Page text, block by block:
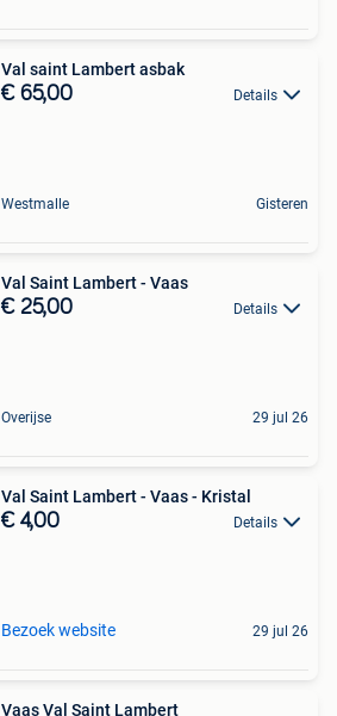
Val saint Lambert asbak
€ 65,00 Details
Westmalle Gisteren
Val Saint Lambert - Vaas
€ 25,00 Details
Overijse 29 jul 26
Val Saint Lambert - Vaas - Kristal
€ 4,00 Details
Bezoek website 29 jul 26
Vaas Val Saint Lambert